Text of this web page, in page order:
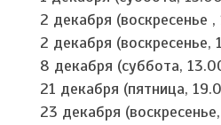
2 декабря (воскресенье
2 декабря
8 декабря (суббота,
21 декабря (пятница,
23 декабря